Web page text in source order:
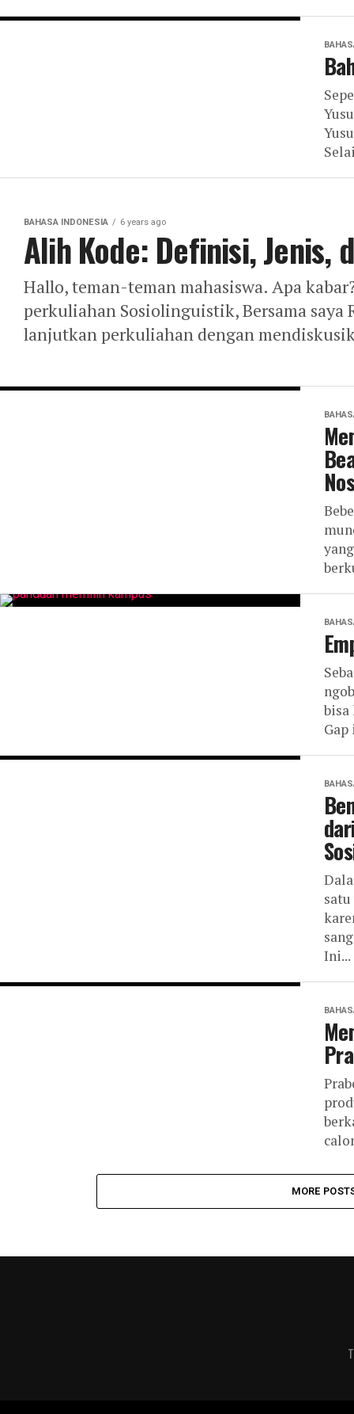
BAHASA INDONESIA 6 years ago
Alih Kode: Definisi, Jenis,
Hallo, teman-teman mahasiswa. Apa
perkuliahan Sosiolinguistik, Bersama
lanjutkan perkuliahan dengan
bisa
Ini...
MORE